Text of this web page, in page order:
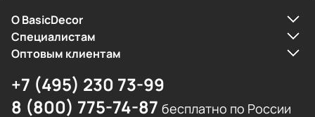
О BasicDecor
Cпециалистам
Оптовым клиентам
+7 (495) 230 73-99
8 (800) 775-74-87 бесплатно по России